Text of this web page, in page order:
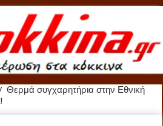
Θερμά συγχαρητήρια στην Εθνική